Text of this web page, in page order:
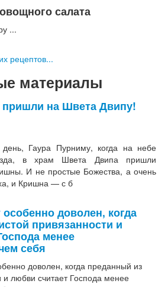
салата
...
рецептов...
материалы
на Швета Двипу!
Гаура Пурниму, когда на небе
в храм Швета Двипа пришли
И не простые Божества, а очень
и Кришна — с б
доволен, когда
привязанности и
менее
себя